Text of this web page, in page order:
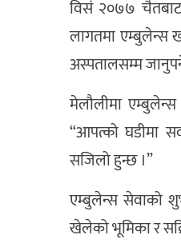
विसं २०७७
लागतमा एम्बुलेन्स
अस्पतालसम्म
मेलौलीमा
“आपत्को घडीमा
सजिलो हुन्छ ।”
एम्बुलेन्स सेवाको
खेलेको भूमिका र